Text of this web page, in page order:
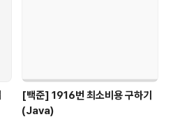
[백준] 1916번 최소비용 구하기
(Java)